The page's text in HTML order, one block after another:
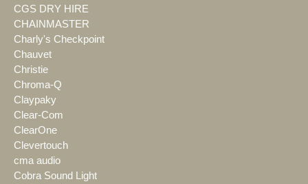
CGS DRY HIRE
CHAINMASTER
Charly's Checkpoint
Chauvet
Christie
Chroma-Q
Claypaky
Clear-Com
ClearOne
Clevertouch
cma audio
Cobra Sound Light